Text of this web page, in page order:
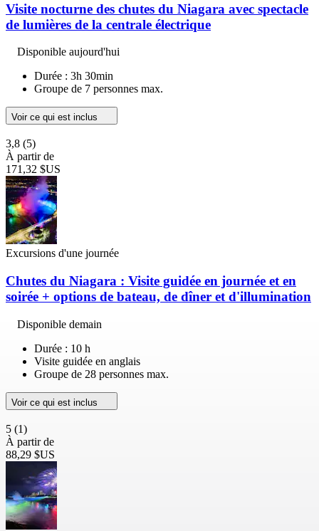
Visite nocturne des chutes du Niagara avec spectacle
de lumières de la centrale électrique
Disponible aujourd'hui
Durée : 3h 30min
Groupe de 7 personnes max.
Voir ce qui est inclus
3,8 (5)
À partir de
171,32 $US
Excursions d'une journée
Chutes du Niagara : Visite guidée en journée et en
soirée + options de bateau, de dîner et d'illumination
Disponible demain
Durée : 10 h
Visite guidée en anglais
Groupe de 28 personnes max.
Voir ce qui est inclus
5 (1)
À partir de
88,29 $US